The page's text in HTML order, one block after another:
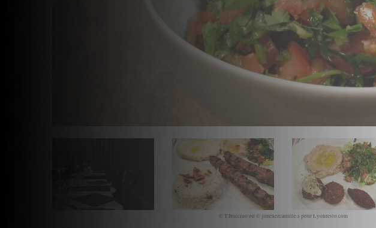
© T.Buccino ou © jimenezcamille.s pour Lyonresto.com